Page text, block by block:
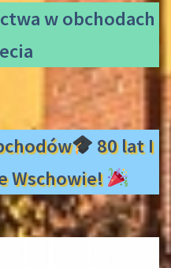
w obchodach
80 lat I
Wschowie!